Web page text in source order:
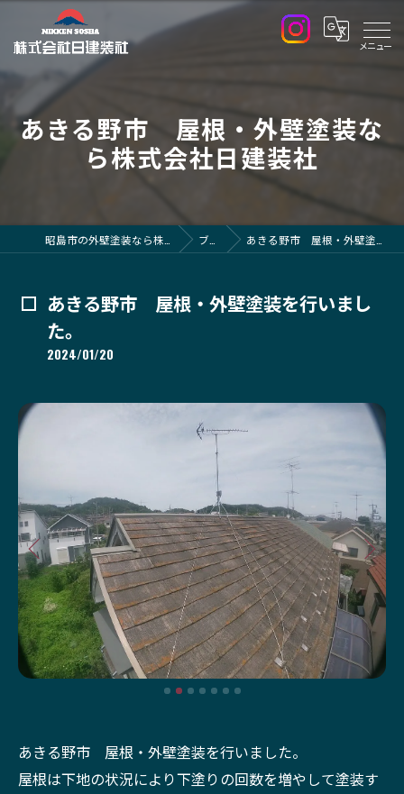
あきる野市 屋根・外壁塗装な
ら株式会社日建装社
ブログ あきる野市 屋根・外壁塗装を行いました。
あきる野市 屋根・外壁塗装を行いまし
た。
2024/01/20
あきる野市 屋根・外壁塗装を行いました。
屋根は下地の状況により下塗りの回数を増やして塗装す